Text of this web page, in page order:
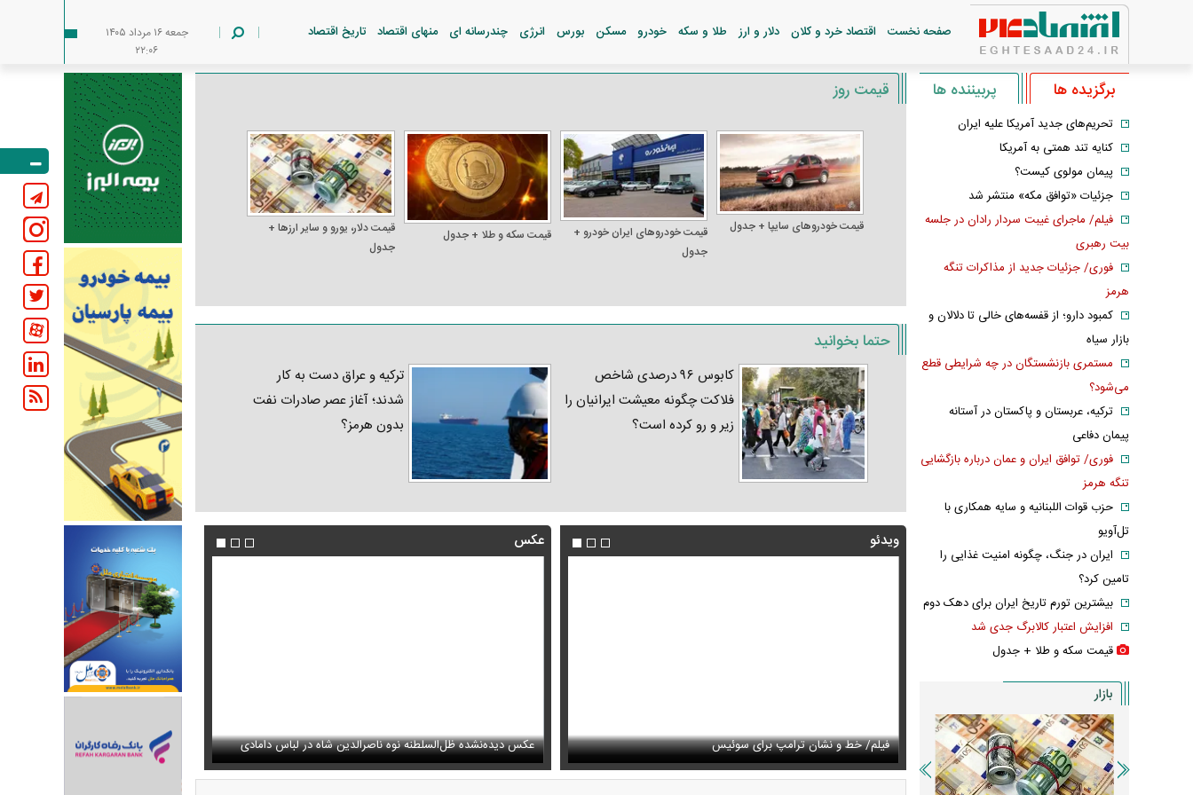
صفحه نخست اقتصاد خرد و کلان دلار و ارز طلا و سکه خودرو مسکن بورس انرژی چندرسانه ای منهای اقتصاد تاریخ اقتصاد
جمعه ۱۶ مرداد ۱۴۰۵
۲۲:۰۶
قیمت روز
قیمت خودرو‌های سایپا + جدول
قیمت خودرو‌های ایران خودرو +
جدول
قیمت سکه و طلا + جدول
قیمت دلار، یورو و سایر ارز‌ها +
جدول
حتما بخوانید
کابوس ۹۶ درصدی شاخص
فلاکت چگونه معیشت ایرانیان را
زیر و رو کرده است؟
ترکیه و عراق دست به کار
شدند؛ آغاز عصر صادرات نفت
بدون هرمز؟
ویدئو
و نشان ترامپ برای سوئیس
خامنه ای
پذیرش قطع نامه۵۹۸
فیلم/ خط و نشان ترامپ برای سوئیس
عکس
جدید صابر ابر در فضای مجازی پربازدید شد عکس دیده‌نشده ظل‌السلطنه نوه ناصرالدین شاه در لباس دامادی سانسور عجیب تلویزیون همه را متعجب کرد استایل جدید صابر ابر در فضای مجازی
برگزیده ها پربیننده ها
تحریم‌های جدید آمریکا علیه ایران
کنایه تند همتی به آمریکا
پیمان مولوی کیست؟
جزئیات «توافق مکه» منتشر شد
فیلم/ ماجرای غیبت سردار رادان در جلسه
بیت رهبری
فوری/ جزئیات جدید از مذاکرات تنگه
هرمز
کمبود دارو؛ از قفسه‌های خالی تا دلالان و
بازار سیاه
مستمری بازنشستگان در چه شرایطی قطع
می‌شود؟
ترکیه، عربستان و پاکستان در آستانه
پیمان دفاعی
فوری/ توافق ایران و عمان درباره بازگشایی
تنگه هرمز
حزب قوات اللبنانیه و سایه همکاری با
تل‌آویو
ایران در جنگ، چگونه امنیت غذایی را
تامین کرد؟
بیشترین تورم تاریخ ایران برای دهک دوم
افزایش اعتبار کالابرگ جدی شد
قیمت سکه و طلا + جدول
بازار